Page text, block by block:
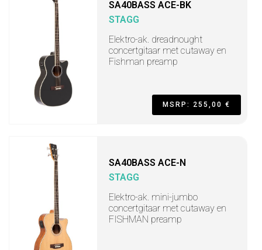
SA40BASS ACE-BK
STAGG
Elektro-ak. dreadnought
concertgitaar met cutaway en
Fishman preamp
MSRP: 255,00 €
SA40BASS ACE-N
STAGG
Elektro-ak. mini-jumbo
concertgitaar met cutaway en
FISHMAN preamp